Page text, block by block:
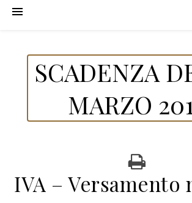
SCADENZA
MARZO
IVA – Versamento